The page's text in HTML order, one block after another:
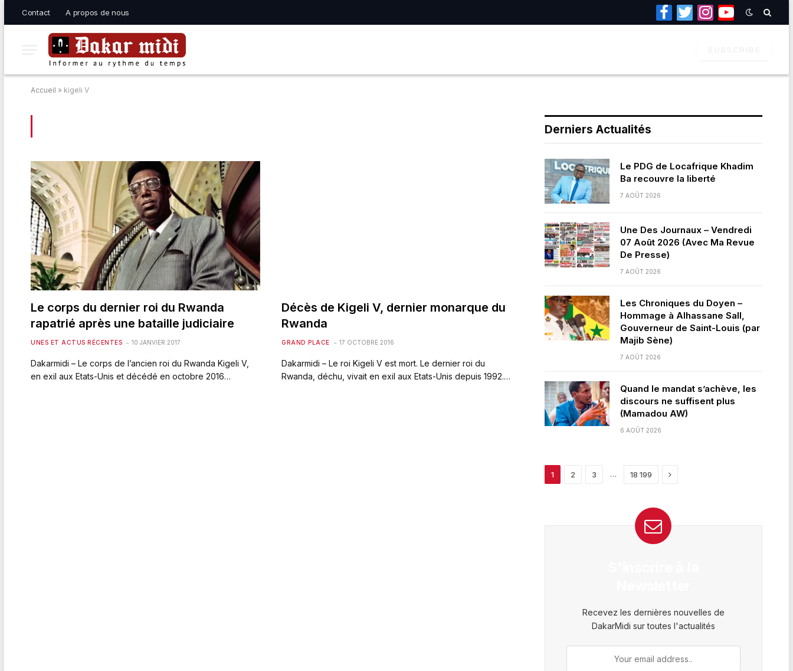
Contact A propos de nous
Facebook
TwitterInstagramYouTube
Accueil » kigeli V
Le corps du dernier roi du Rwanda
rapatrié après une bataille judiciaire
UNES ET ACTUS RÉCENTES 10 JANVIER 2017
Dakarmidi – Le corps de l’ancien roi du Rwanda Kigeli V,
en exil aux Etats-Unis et décédé en octobre 2016…
Décès de Kigeli V, dernier monarque du
Rwanda
GRAND PLACE 17 OCTOBRE 2016
Dakarmidi – Le roi Kigeli V est mort. Le dernier roi du
Rwanda, déchu, vivait en exil aux Etats-Unis depuis 1992.…
Derniers Actualités
Le PDG de Locafrique Khadim
Ba recouvre la liberté
7 AOÛT 2026
Une Des Journaux – Vendredi
07 Août 2026 (Avec Ma Revue
De Presse)
7 AOÛT 2026
Les Chroniques du Doyen –
Hommage à Alhassane Sall,
Gouverneur de Saint-Louis (par
Majib Sène)
7 AOÛT 2026
Quand le mandat s’achève, les
discours ne suffisent plus
(Mamadou AW)
6 AOÛT 2026
1 2 3 … 18 199 Next
Recevez les dernières nouvelles de
DakarMidi sur toutes l'actualités